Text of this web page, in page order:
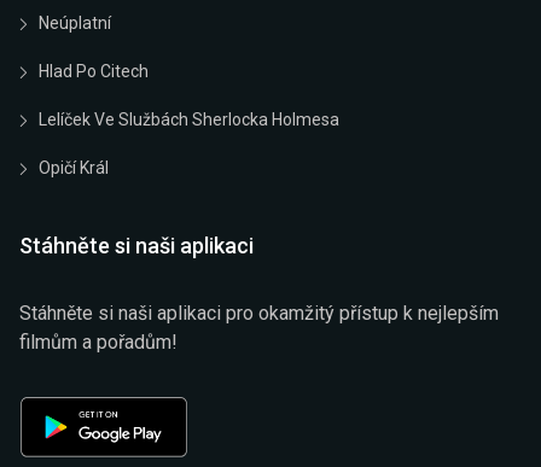
Neúplatní
Hlad Po Citech
Lelíček Ve Službách Sherlocka Holmesa
Opičí Král
Stáhněte si naši aplikaci
Stáhněte si naši aplikaci pro okamžitý přístup k nejlepším
filmům a pořadům!